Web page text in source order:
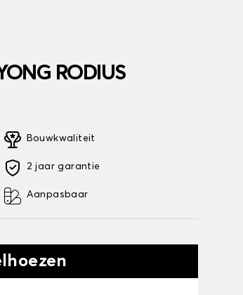
RODIUS
Bouwkwaliteit
2 jaar garantie
Aanpasbaar